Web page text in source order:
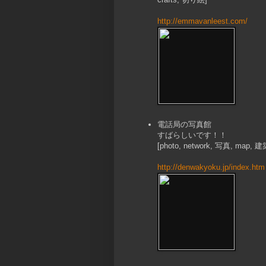
http://emmavanleest.com/
電話局の写真館
すばらしいです！！
[photo, network, 写真, map, 建
http://denwakyoku.jp/index.htm